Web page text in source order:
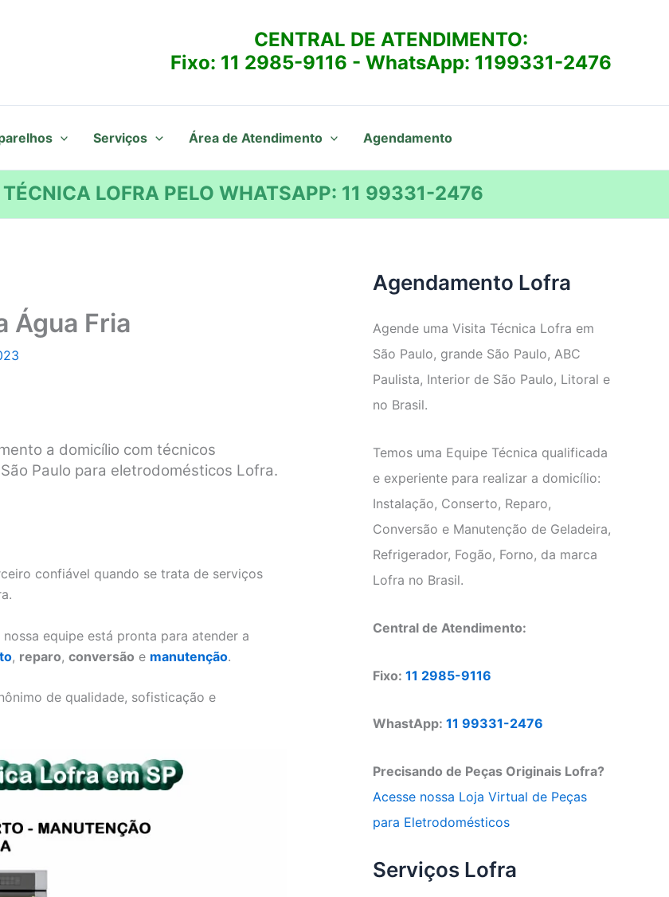
CENTRAL DE ATENDIMENTO:
Fixo: 11 2985-9116 - WhatsApp: 1199331-2476
Serviços Área de Atendimento Agendamento
LOFRA PELO WHATSAPP: 11 99331-2476
Água Fria
a domicílio com técnicos
Paulo para eletrodomésticos Lofra.
confiável quando se trata de serviços
equipe está pronta para atender a
, reparo, conversão e manutenção.
de qualidade, sofisticação e
Agendamento Lofra
Agende uma Visita Técnica Lofra em
São Paulo, grande São Paulo, ABC
Paulista, Interior de São Paulo, Litoral e
no Brasil.
Temos uma Equipe Técnica qualificada
e experiente para realizar a domicílio:
Instalação, Conserto, Reparo,
Conversão e Manutenção de Geladeira,
Refrigerador, Fogão, Forno, da marca
Lofra no Brasil.
Central de Atendimento:
Fixo: 11 2985-9116
WhastApp: 11 99331-2476
Precisando de Peças Originais Lofra?
Acesse nossa Loja Virtual de Peças
para Eletrodomésticos
Serviços Lofra